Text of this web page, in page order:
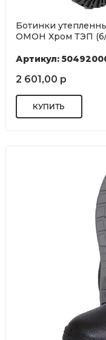
Ботинки
ОМОН Хром ТЭП
Артикул:
2 601,00 р